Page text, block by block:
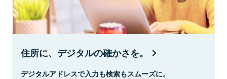
住所に、デジタルの確かさを。
デジタルアドレスで入力も検索もスムーズに。